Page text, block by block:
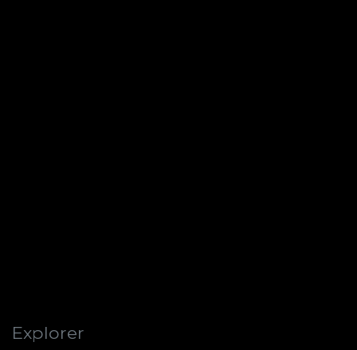
Explorer